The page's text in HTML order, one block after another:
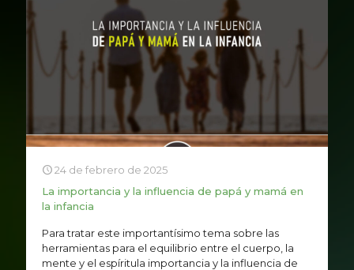
24 de febrero de 2025
La importancia y la influencia de papá y mamá en
la infancia
Para tratar este importantísimo tema sobre las
herramientas para el equilibrio entre el cuerpo, la
mente y el espíritula importancia y la influencia de